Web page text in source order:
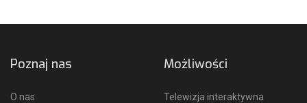
Poznaj nas
O nas
Możliwości
Telewizja interaktywna